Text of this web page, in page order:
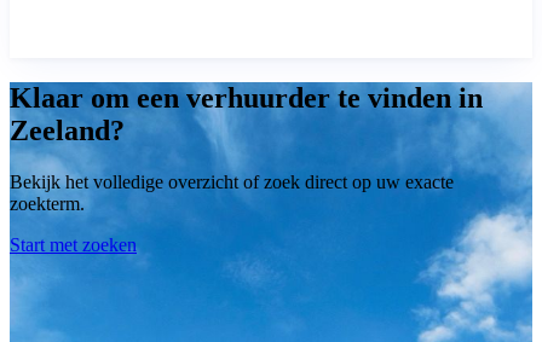
Klaar om een verhuurder te vinden in
Zeeland?
Bekijk het volledige overzicht of zoek direct op uw exacte
zoekterm.
Start met zoeken